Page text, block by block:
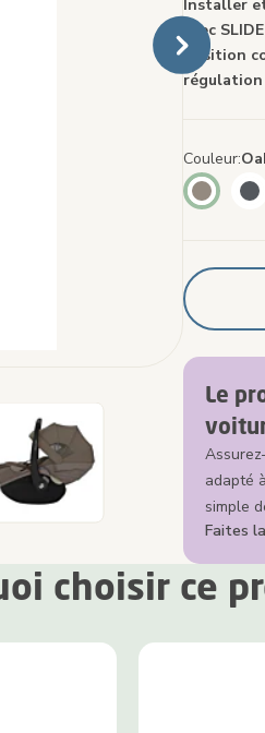
Installer
avec
Position
Couleur
Le
adapté
simple
Faites
choisir ce